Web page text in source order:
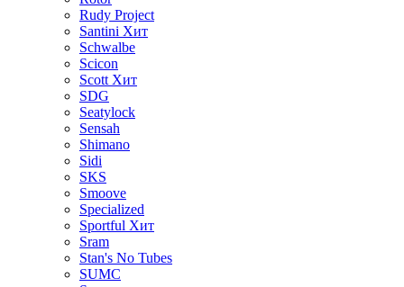
Rudy Project
Santini Хит
Schwalbe
Scicon
Scott Хит
SDG
Seatylock
Sensah
Shimano
Sidi
SKS
Smoove
Specialized
Sportful Хит
Sram
Stan's No Tubes
SUMC